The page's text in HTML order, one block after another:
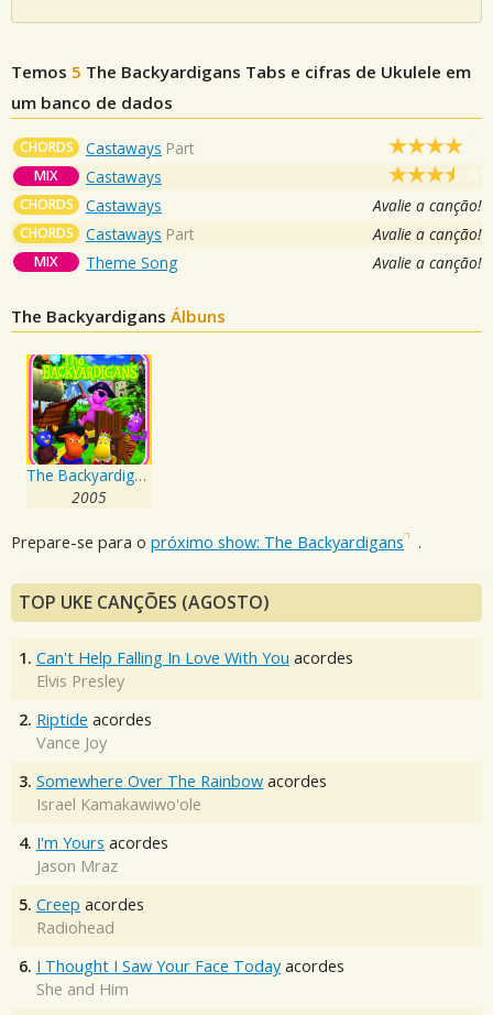
Temos 5 The Backyardigans Tabs e cifras de Ukulele em
um banco de dados
CHORDS Castaways Part
MIX Castaways
CHORDS Castaways Avalie a canção!
CHORDS Castaways Part Avalie a canção!
MIX Theme Song Avalie a canção!
The Backyardigans Álbuns
The Backyardigans
2005
Prepare-se para o próximo show: The Backyardigans .
TOP UKE CANÇÕES (AGOSTO)
1. Can't Help Falling In Love With You acordes
Elvis Presley
2. Riptide acordes
Vance Joy
3. Somewhere Over The Rainbow acordes
Israel Kamakawiwo'ole
4. I'm Yours acordes
Jason Mraz
5. Creep acordes
Radiohead
6. I Thought I Saw Your Face Today acordes
She and Him